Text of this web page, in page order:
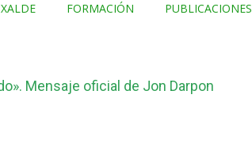
FORMACIÓN PUBLICACIONES
Mensaje oficial de Jon Darpon